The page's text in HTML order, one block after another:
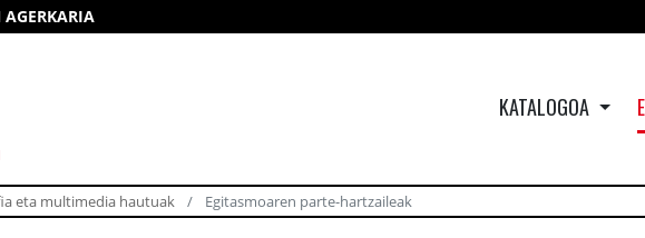
AGERKARIA
KATALOGOA
eta multimedia hautuak Egitasmoaren parte-hartzaileak